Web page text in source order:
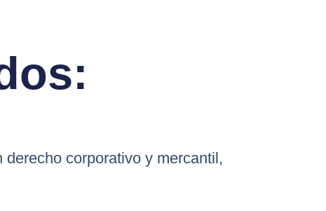
corporativo y mercantil,